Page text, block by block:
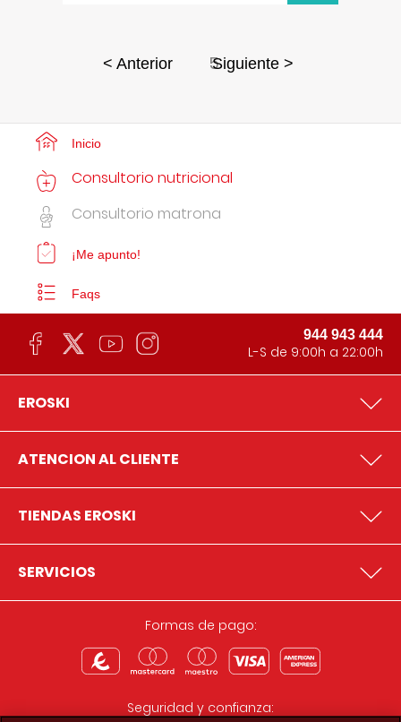
< Anterior 5
Siguiente >
Inicio
Consultorio nutricional
Consultorio matrona
¡Me apunto!
Faqs
944 943 444
L-S de 9:00h a 22:00h
EROSKI
ATENCION AL CLIENTE
TIENDAS EROSKI
SERVICIOS
Formas de pago:
Seguridad y confianza: